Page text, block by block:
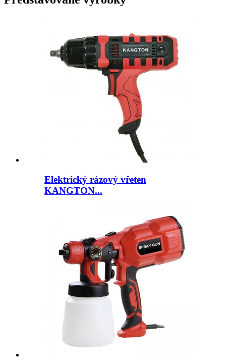
Elektrický rázový vřeten
KANGTON...